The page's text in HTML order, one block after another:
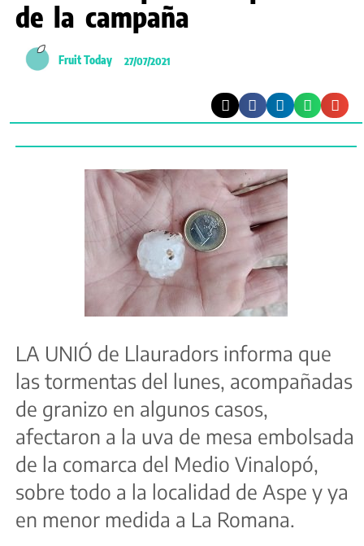
de la campaña
Fruit Today 27/07/2021
LA UNIÓ de Llauradors informa que
las tormentas del lunes, acompañadas
de granizo en algunos casos,
afectaron a la uva de mesa embolsada
de la comarca del Medio Vinalopó,
sobre todo a la localidad de Aspe y ya
en menor medida a La Romana.